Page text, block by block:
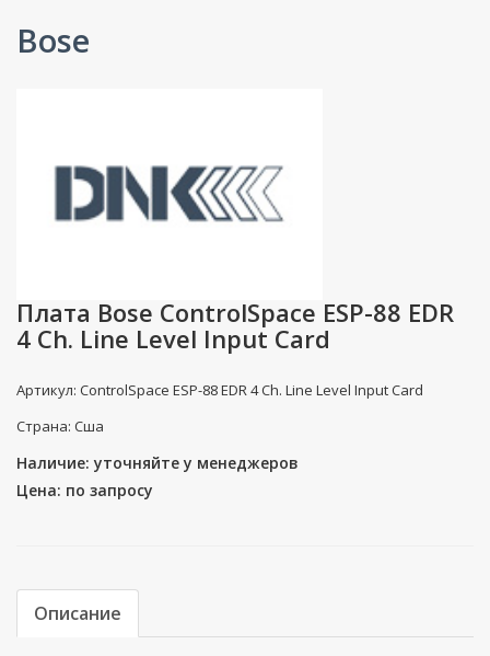
Bose
Плата Bose ControlSpace ESP-88 EDR
4 Ch. Line Level Input Card
Артикул: ControlSpace ESP-88 EDR 4 Ch. Line Level Input Card
Страна: Сша
Наличие: уточняйте у менеджеров
Цена: по запросу
Описание